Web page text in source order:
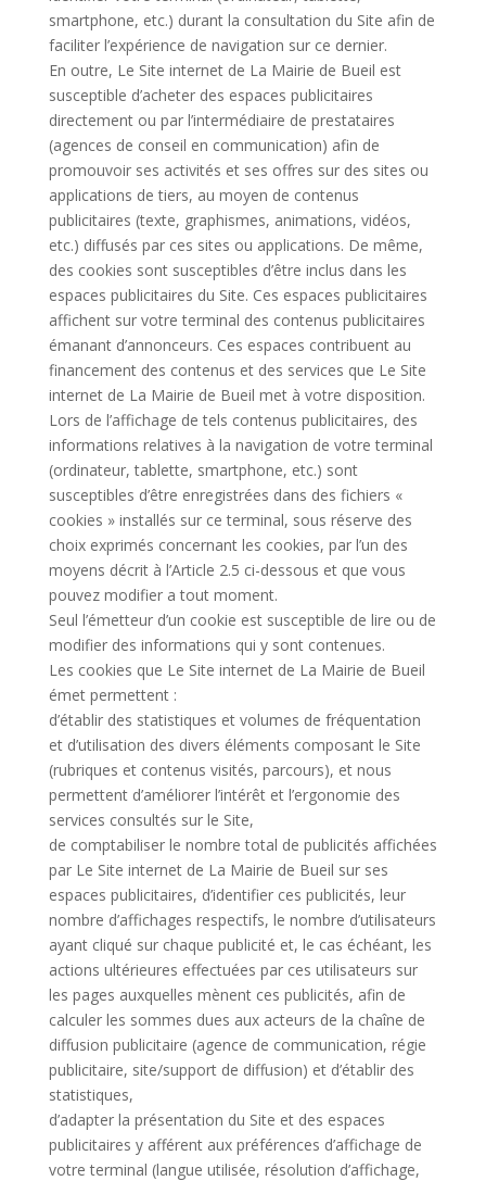
smartphone, etc.) durant la consultation du Site afin de
faciliter l’expérience de navigation sur ce dernier.
En outre, Le Site internet de La Mairie de Bueil est
susceptible d’acheter des espaces publicitaires
directement ou par l’intermédiaire de prestataires
(agences de conseil en communication) afin de
promouvoir ses activités et ses offres sur des sites ou
applications de tiers, au moyen de contenus
publicitaires (texte, graphismes, animations, vidéos,
etc.) diffusés par ces sites ou applications. De même,
des cookies sont susceptibles d’être inclus dans les
espaces publicitaires du Site. Ces espaces publicitaires
affichent sur votre terminal des contenus publicitaires
émanant d’annonceurs. Ces espaces contribuent au
financement des contenus et des services que Le Site
internet de La Mairie de Bueil met à votre disposition.
Lors de l’affichage de tels contenus publicitaires, des
informations relatives à la navigation de votre terminal
(ordinateur, tablette, smartphone, etc.) sont
susceptibles d’être enregistrées dans des fichiers «
cookies » installés sur ce terminal, sous réserve des
choix exprimés concernant les cookies, par l’un des
moyens décrit à l’Article 2.5 ci-dessous et que vous
pouvez modifier a tout moment.
Seul l’émetteur d’un cookie est susceptible de lire ou de
modifier des informations qui y sont contenues.
Les cookies que Le Site internet de La Mairie de Bueil
émet permettent :
d’établir des statistiques et volumes de fréquentation
et d’utilisation des divers éléments composant le Site
(rubriques et contenus visités, parcours), et nous
permettent d’améliorer l’intérêt et l’ergonomie des
services consultés sur le Site,
de comptabiliser le nombre total de publicités affichées
par Le Site internet de La Mairie de Bueil sur ses
espaces publicitaires, d’identifier ces publicités, leur
nombre d’affichages respectifs, le nombre d’utilisateurs
ayant cliqué sur chaque publicité et, le cas échéant, les
actions ultérieures effectuées par ces utilisateurs sur
les pages auxquelles mènent ces publicités, afin de
calculer les sommes dues aux acteurs de la chaîne de
diffusion publicitaire (agence de communication, régie
publicitaire, site/support de diffusion) et d’établir des
statistiques,
d’adapter la présentation du Site et des espaces
publicitaires y afférent aux préférences d’affichage de
votre terminal (langue utilisée, résolution d’affichage,